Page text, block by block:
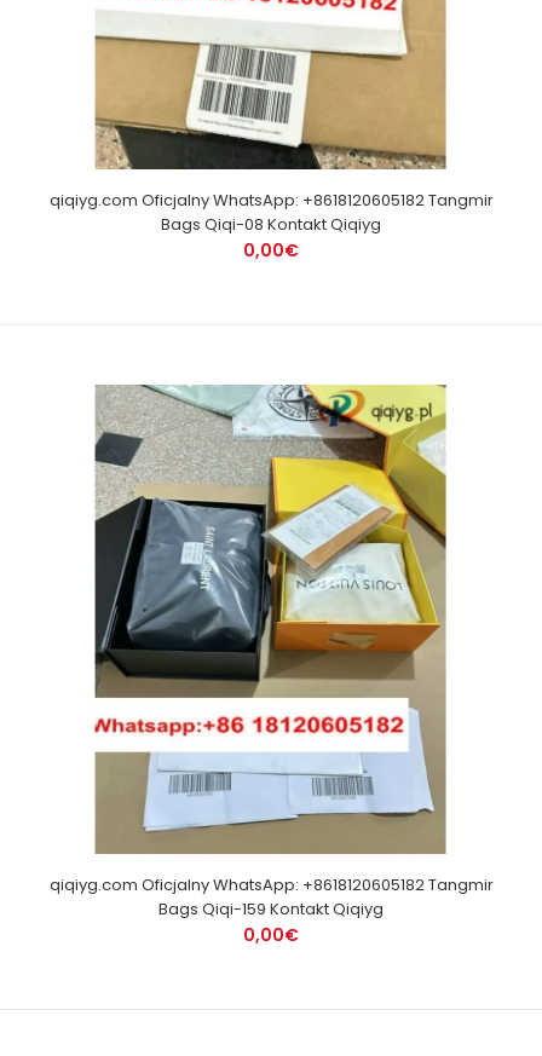
qiqiyg.com Oficjalny WhatsApp: +8618120605182 Tangmir
Bags Qiqi-08 Kontakt Qiqiyg
0,00€
qiqiyg.com Oficjalny WhatsApp: +8618120605182 Tangmir
Bags Qiqi-159 Kontakt Qiqiyg
0,00€